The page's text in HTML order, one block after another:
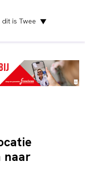
dit is Twee ▼
naar